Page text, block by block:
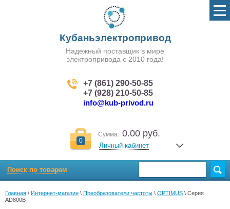
Кубаньэлектропривод
Надежный поставщик в мире
электропривода с 2010 года!
+7 (861) 290-50-85
+7 (928) 210-50-85
info@kub-privod.ru
0
Сумма: 0.00 руб.
Личный кабинет
Поиск по товарам
Главная \ Интернет-магазин \ Преобразователи частоты \ OPTIMUS \ Серия
AD800B